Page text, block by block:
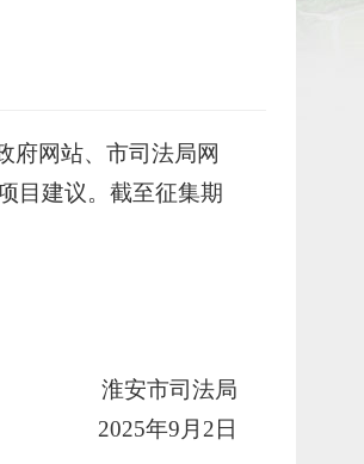
府网站、市司法局网
目建议。截至征集期
市司法局
年9月2日